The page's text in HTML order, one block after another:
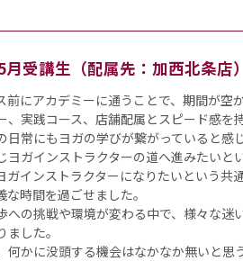
受講生（配属先：加西北条店）
前にアカデミーに通うことで、期間が空
、実践コース、店舗配属とスピード感を
日常にもヨガの学びが繋がっていると感
ヨガインストラクターの道へ進みたい
ガインストラクターになりたいという
な時間を過ごせました。
への挑戦や環境が変わる中で、様々な
ました。
何かに没頭する機会はなかなか無いと思